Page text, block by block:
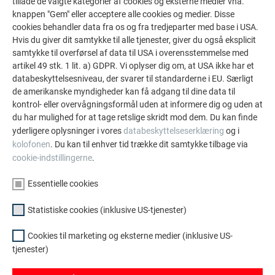
0,70 × 650 mm
0,70 × 500 mm
0,70 × 1000 mm (kun som suppleringsbånd)
PRESSEMEDDELELSE FOR OBJEKTET
PDF PREFArenzen Flavon (pdf)
JPG PREFA Casa Giovannini 1 (jpg) © PREFA | CROCE & WIR
1 mb
knappen "Gem" eller acceptere alle cookies og medier. Disse
cookies behandler data fra os og fra tredjeparter med base i USA.
Hvis du giver dit samtykke til alle tjenester, giver du også eksplicit
samtykke til overførsel af data til USA i overensstemmelse med
artikel 49 stk. 1 lit. a) GDPR. Vi oplyser dig om, at USA ikke har et
databeskyttelsesniveau, der svarer til standarderne i EU. Særligt
de amerikanske myndigheder kan få adgang til dine data til
kontrol- eller overvågningsformål uden at informere dig og uden at
du har mulighed for at tage retslige skridt mod dem. Du kan finde
yderligere oplysninger i voresdatabeskyttelseserklæring og i
kolofonen. Du kan til enhver tid trække dit samtykke tilbage via
cookie-indstillingerne.
Essentielle cookies
Statistiske cookies (inklusive US-tjenester)
Cookies til marketing og eksterne medier (inklusive US-
tjenester)